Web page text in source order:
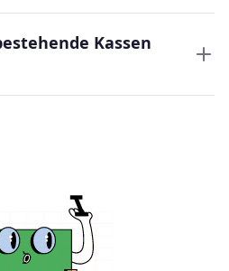
Kassen